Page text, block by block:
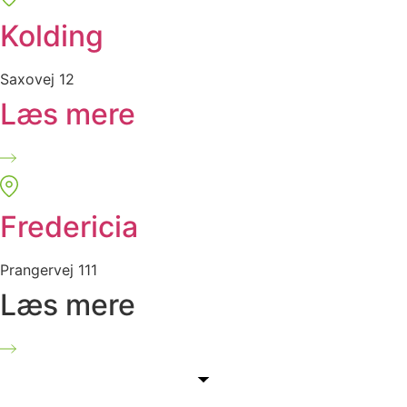
Kolding
Saxovej 12
Læs mere
Fredericia
Prangervej 111
Læs mere